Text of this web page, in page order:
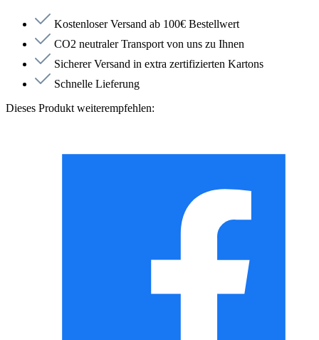
Kostenloser Versand ab 100€ Bestellwert
CO2 neutraler Transport von uns zu Ihnen
Sicherer Versand in extra zertifizierten Kartons
Schnelle Lieferung
Dieses Produkt weiterempfehlen: